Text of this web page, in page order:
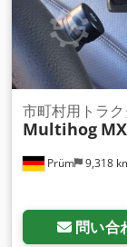
Prüm 9,318
市町村用トラ
Multihog
問い合